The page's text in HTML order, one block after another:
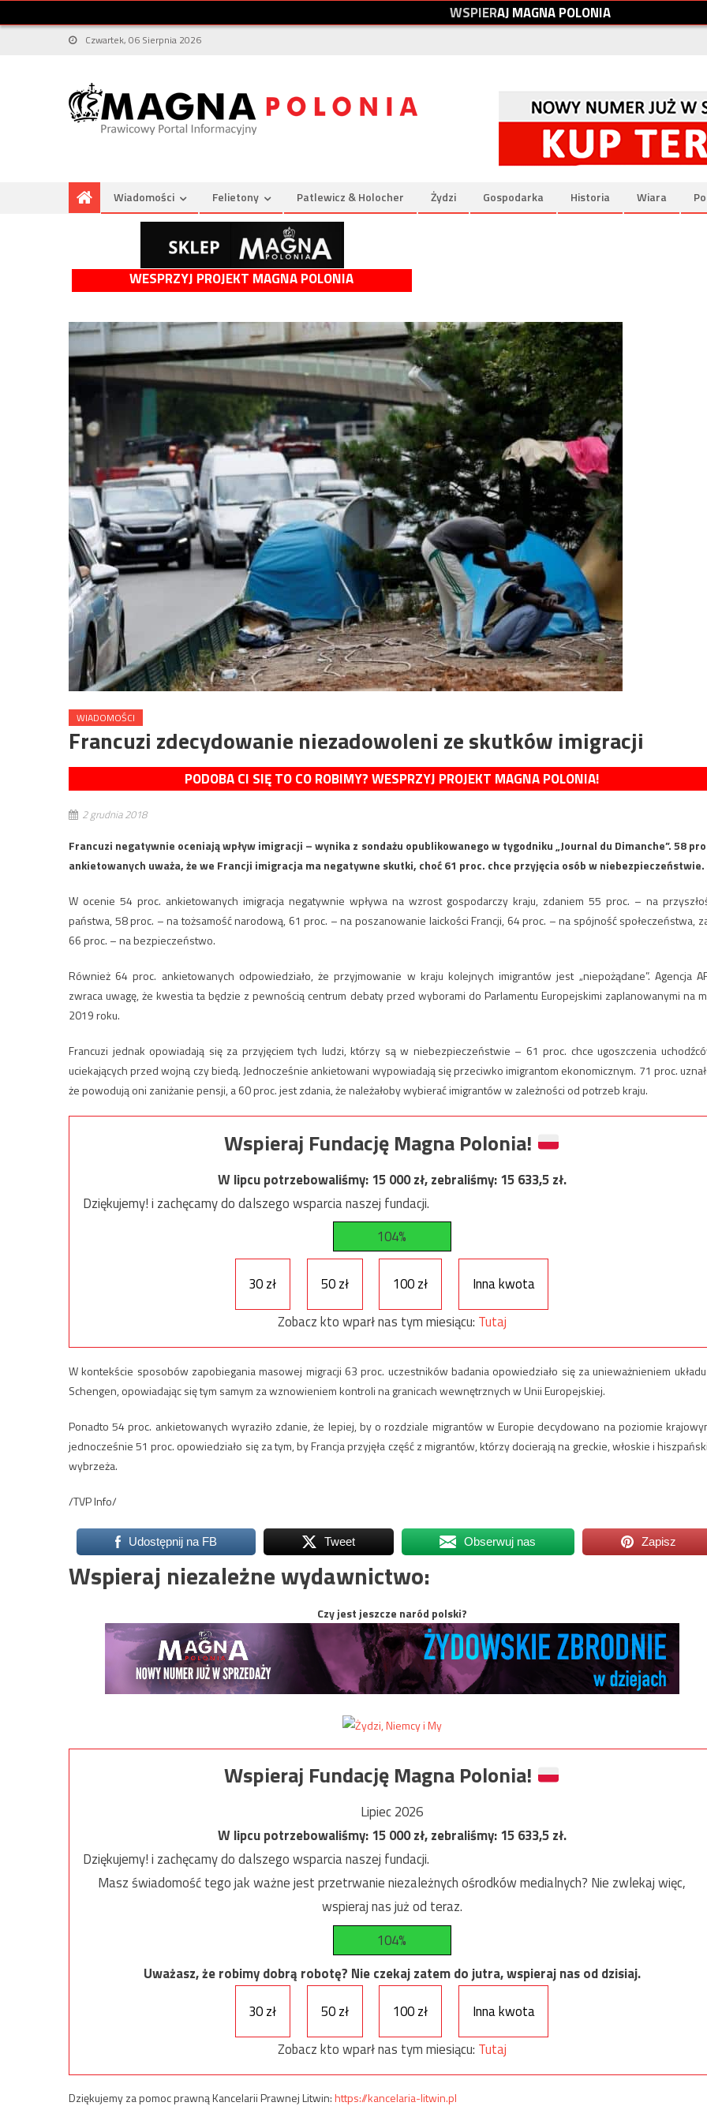
WSPIERAJMAGNAPOLONIA
Czwartek, 06 Sierpnia 2026
Wiadomości Felietony Patlewicz & Holocher Żydzi Gospodarka Historia Wiara
WESPRZYJ PROJEKT MAGNA POLONIA
WIADOMOŚCI
Francuzi zdecydowanie niezadowoleni ze skutków imigracji
PODOBA CI SIĘ TO CO ROBIMY? WESPRZYJ PROJEKT MAGNA POLONIA!
2 grudnia 2018
Francuzi negatywnie oceniają wpływ imigracji – wynika z sondażu opublikowanego w tygodniku „Journal du Dimanche”. 58
ankietowanych uważa, że we Francji imigracja ma negatywne skutki, choć 61 proc. chce przyjęcia osób w niebezpieczeństwie.
W ocenie 54 proc. ankietowanych imigracja negatywnie wpływa na wzrost gospodarczy kraju, zdaniem 55 proc. – na
państwa, 58 proc. – na tożsamość narodową, 61 proc. – na poszanowanie laickości Francji, 64 proc. – na spójność społeczeństwa,
66 proc. – na bezpieczeństwo.
Również 64 proc. ankietowanych odpowiedziało, że przyjmowanie w kraju kolejnych imigrantów jest „niepożądane”. Agencja
zwraca uwagę, że kwestia ta będzie z pewnością centrum debaty przed wyborami do Parlamentu Europejskimi zaplanowanymi na
2019 roku.
Francuzi jednak opowiadają się za przyjęciem tych ludzi, którzy są w niebezpieczeństwie – 61 proc. chce ugoszczenia
uciekających przed wojną czy biedą. Jednocześnie ankietowani wypowiadają się przeciwko imigrantom ekonomicznym. 71 proc.
że powodują oni zaniżanie pensji, a 60 proc. jest zdania, że należałoby wybierać imigrantów w zależności od potrzeb kraju.
Wspieraj Fundację Magna Polonia!
W lipcu potrzebowaliśmy:15 000zł, zebraliśmy:15 633,5zł.
Dziękujemy! i zachęcamy do dalszego wsparcia naszej fundacji.
104%
30 zł 50 zł 100 zł
Inna kwota
Zobacz kto wparł nas tym miesiącu: Tutaj
W kontekście sposobów zapobiegania masowej migracji 63 proc. uczestników badania opowiedziało się za unieważnieniem
Schengen, opowiadając się tym samym za wznowieniem kontroli na granicach wewnętrznych w Unii Europejskiej.
Ponadto 54 proc. ankietowanych wyraziło zdanie, że lepiej, by o rozdziale migrantów w Europie decydowano na poziomie
jednocześnie 51 proc. opowiedziało się za tym, by Francja przyjęła część z migrantów, którzy docierają na greckie, włoskie i
wybrzeża.
/TVP Info/
Udostępnij na FB Tweet Obserwuj nas Zapisz
Wspieraj niezależne wydawnictwo:
Czy jest jeszcze naród polski?
Wspieraj Fundację Magna Polonia!
Lipiec 2026
W lipcu potrzebowaliśmy:15 000zł, zebraliśmy:15 633,5zł.
Dziękujemy! i zachęcamy do dalszego wsparcia naszej fundacji.
Masz świadomość tego jak ważne jest przetrwanie niezależnych ośrodków medialnych? Nie zwlekaj więc,
wspieraj nas już od teraz.
104%
Uważasz, że robimy dobrą robotę? Nie czekaj zatem do jutra, wspieraj nas od dzisiaj.
30 zł
50 zł 100 zł
Inna kwota
Zobacz kto wparł nas tym miesiącu: Tutaj
Dziękujemy za pomoc prawną Kancelarii Prawnej Litwin:https://kancelaria-litwin.pl